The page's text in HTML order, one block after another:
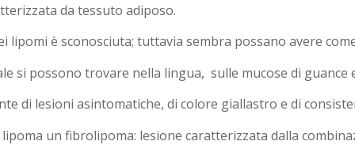
da tessuto adiposo.
lipomi è sconosciuta; tuttavia sembra possano avere
si possono trovare nella lingua, sulle mucose di guance
di lesioni asintomatiche, di colore giallastro e di
un fibrolipoma: lesione caratterizzata dalla